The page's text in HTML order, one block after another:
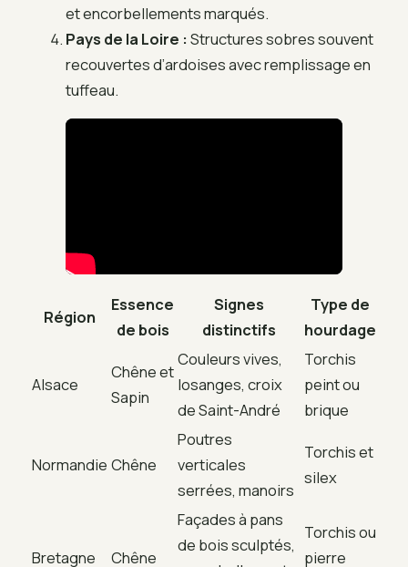
et encorbellements marqués.
Pays de la Loire : Structures sobres souvent
recouvertes d’ardoises avec remplissage en
tuffeau.
Région
Essence
de bois
Signes
distinctifs
Type de
hourdage
Alsace
Chêne et
Sapin
Couleurs vives,
losanges, croix
de Saint-André
Torchis
peint ou
brique
Normandie Chêne
Poutres
verticales
serrées, manoirs
Torchis et
silex
Bretagne Chêne
Façades à pans
de bois sculptés,
Torchis ou
pierre